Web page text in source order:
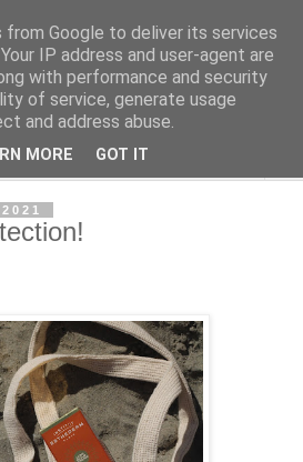
Blog
from Google to deliver its services
IP address and user-agent are
with performance and security
of service, generate usage
and address abuse.
MORE GOT IT